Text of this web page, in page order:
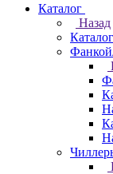
Каталог
Назад
Каталог